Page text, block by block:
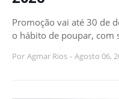
Promoção vai até 30 de
o hábito de poupar, com
Por Agmar Rios - Agosto 06,